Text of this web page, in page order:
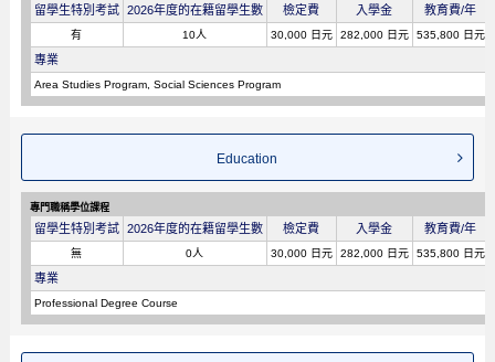
留學生特別考試 2026年度的在籍留學生數 檢定費 入學金 教育費/年
有 10人 30,000 日元 282,000 日元 535,800 日元
專業
Area Studies Program, Social Sciences Program
Education
專門職稱學位課程
留學生特別考試 2026年度的在籍留學生數 檢定費 入學金 教育費/年
無 0人 30,000 日元 282,000 日元 535,800 日元
專業
Professional Degree Course